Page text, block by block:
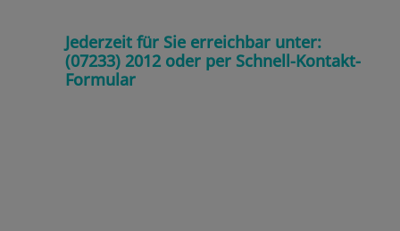
Jederzeit für Sie erreichbar unter:
(07233) 2012 oder per Schnell-Kontakt-
Formular